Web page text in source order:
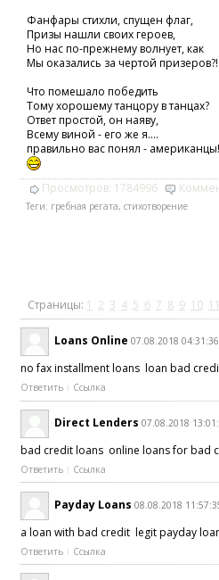
Фанфары стихли, спущен флаг,
Призы нашли своих героев,
Но нас по-прежнему волнует, как
Мы оказались за чертой призеров?!
Что помешало победить
Тому хорошему танцору в танцах?
Ответ простой, он наяву,
Всему виной - его же я....
правильно вас понял - американцы!
Просмотров: 1784996
Теги: гребная регата, стихотворение
Страницы: 1 2 3 4 5 6 7 8 9 10 11
Loans Online 07.08.2018 04:31:36
no fax installment loans loan bad
Ответить Ссылка
Direct Lenders 07.08.2018
bad credit loans online loans for bad
Ответить Ссылка
Payday Loans 08.08.2018
a loan with bad credit legit payday
Ответить Ссылка